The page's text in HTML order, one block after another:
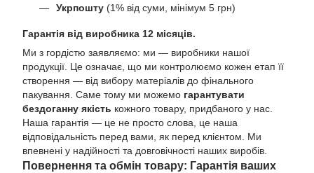
Укрпошту (1% від суми, мінімум 5 грн)
Гарантія від виробника 12 місяців.
Ми з гордістю заявляємо: ми — виробники нашої
продукції. Це означає, що ми контролюємо кожен етап її
створення — від вибору матеріалів до фінального
пакування. Саме тому ми можемо гарантувати
бездоганну якість кожного товару, придбаного у нас.
Наша гарантія — це не просто слова, це наша
відповідальність перед вами, як перед клієнтом. Ми
впевнені у надійності та довговічності наших виробів.
Повернення та обмін товару: Гарантія ваших